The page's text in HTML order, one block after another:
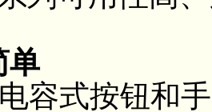
式按钮和手